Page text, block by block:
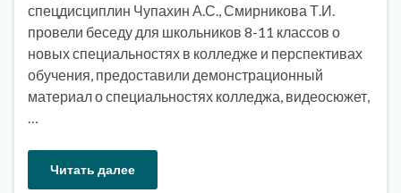
спецдисциплин Чупахин А.С., Смирникова Т.И.
провели беседу для школьников 8-11 классов о
новых специальностях в колледже и перспективах
обучения, предоставили демонстрационный
материал о специальностях колледжа, видеосюжет,
…
Читать далее